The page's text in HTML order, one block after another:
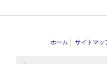
ホーム サイトマッ